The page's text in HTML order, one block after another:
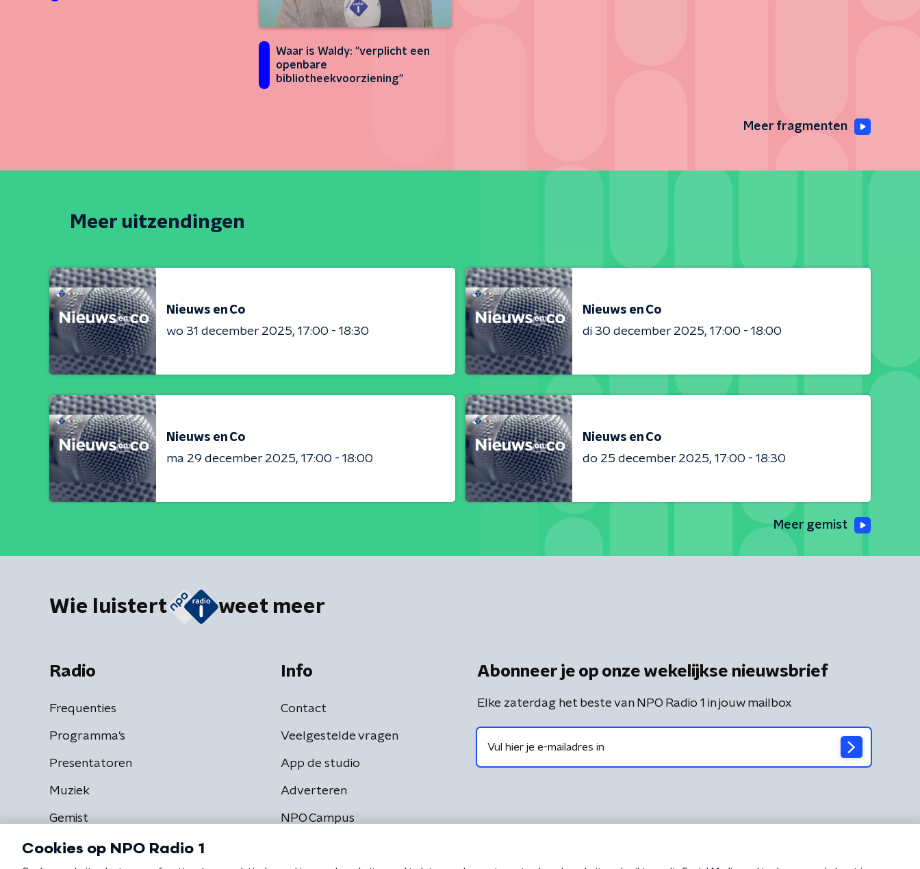
Waar is Waldy: "verplicht een
openbare
bibliotheekvoorziening"
Meer fragmenten
Meer uitzendingen
Nieuws en Co
wo 31 december 2025 17:00 - 18:30
Nieuws en Co
di 30 december 2025 17:00 - 18:00
Nieuws en Co
ma 29 december 2025 17:00 - 18:00
Nieuws en Co
do 25 december 2025 17:00 - 18:30
Meer gemist
Wie luistert weet meer
Radio
Frequenties
Programma's
Presentatoren
Muziek
Gemist
Info
Contact
Veelgestelde vragen
App de studio
Adverteren
NPO Campus
Abonneer je op onze wekelijkse nieuwsbrief
Elke zaterdag het beste van NPO Radio 1 in jouw mailbox